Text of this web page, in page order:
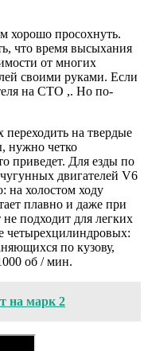
хорошо просохнуть.
что время высыхания
от многих
своими руками. Если
на СТО ,. Но по-
на твердые
нужно четко
приведет. Для езды по
двигателей V6
на холостом ходу
плавно и даже при
подходит для легких
четырехцилиндровых:
по кузову,
об / мин.
на марк 2